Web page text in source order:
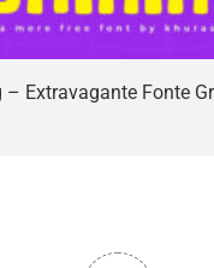
Extravagante Fonte